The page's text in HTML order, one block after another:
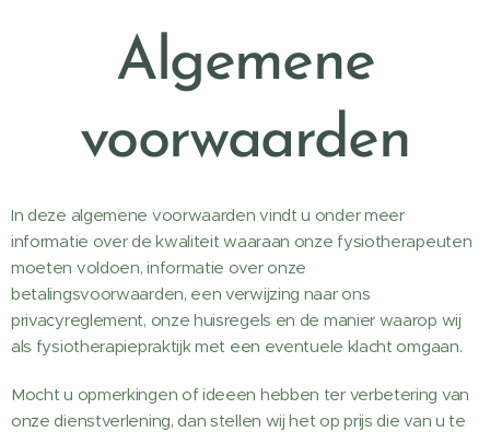
Algemene
voorwaarden
In deze algemene voorwaarden vindt u onder meer
informatie over de kwaliteit waaraan onze fysiotherapeuten
moeten voldoen, informatie over onze
betalingsvoorwaarden, een verwijzing naar ons
privacyreglement, onze huisregels en de manier waarop wij
als fysiotherapiepraktijk met een eventuele klacht omgaan.
Mocht u opmerkingen of ideeen hebben ter verbetering van
onze dienstverlening, dan stellen wij het op prijs die van u te